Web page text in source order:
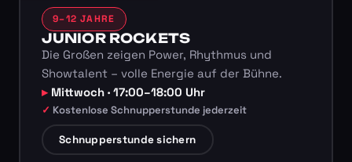
9–12 JAHRE
JUNIOR ROCKETS
Die Großen zeigen Power, Rhythmus und
Showtalent – volle Energie auf der Bühne.
Mittwoch · 17:00–18:00 Uhr
Kostenlose Schnupperstunde jederzeit
Schnupperstunde sichern